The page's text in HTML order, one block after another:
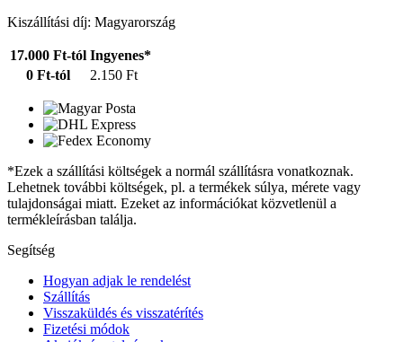
Kiszállítási díj: Magyarország
17.000 Ft-tól Ingyenes*
0 Ft-tól
2.150 Ft
*Ezek a szállítási költségek a normál szállításra vonatkoznak.
Lehetnek további költségek, pl. a termékek súlya, mérete vagy
tulajdonságai miatt. Ezeket az információkat közvetlenül a
termékleírásban találja.
Segítség
Hogyan adjak le rendelést
Szállítás
Visszaküldés és visszatérítés
Fizetési módok